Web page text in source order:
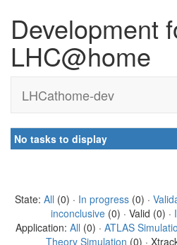
Development
LHC@home
LHCathome-dev
No tasks to display
State: All (0) · In progress(0) ·
inconclusive (0) · Valid (0) ·
Application: All (0) · ATLAS
Theory Simulation (0) ·